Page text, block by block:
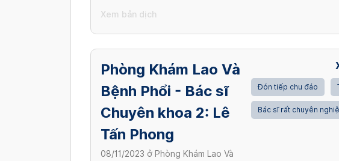
Xem bản dịch
Phòng Khám Lao Và
Bệnh Phổi - Bác sĩ
Chuyên khoa 2: Lê
Tấn Phong
08/11/2023 ở Phòng Khám Lao Và
Đón tiếp chu đáo
Bác sĩ rất chuyên